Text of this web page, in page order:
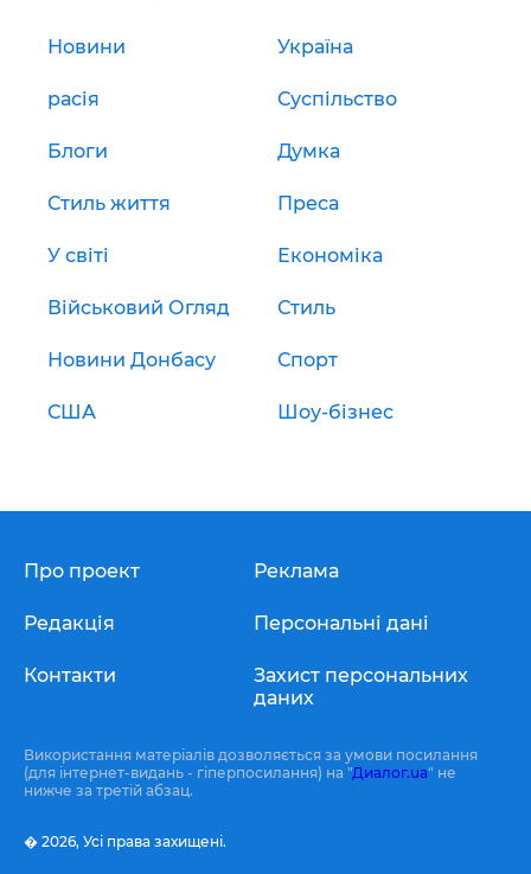
Новини Україна
расія Суспільство
Блоги Думка
Стиль життя Преса
У світі Економіка
Військовий Огляд Стиль
Новини Донбасу Спорт
США Шоу-бізнес
Про проект
Редакція
Контакти
Реклама
Персональні дані
Захист персональних
даних
Використання матеріалів дозволяється за умови посилання
(для інтернет-видань - гіперпосилання) на "Диалог.ua" не
нижче за третій абзац.
� 2026, Усі права захищені.